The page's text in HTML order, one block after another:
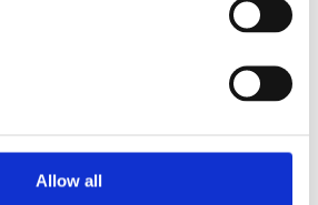
Allow all
Dear domain name
You receive this
message from DNS
manages all .be